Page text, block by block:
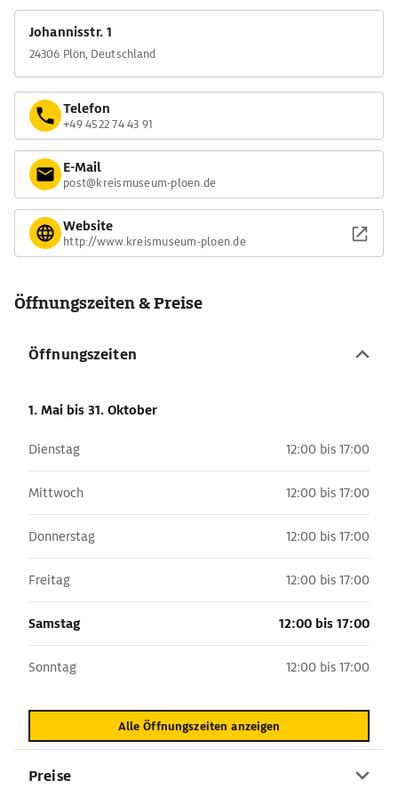
Johannisstr. 1
24306 Plön, Deutschland
Telefon
+49 4522 74 43 91
E-Mail
post@kreismuseum-ploen.de
Website
http://www.kreismuseum-ploen.de
Öffnungszeiten & Preise
Öffnungszeiten
1. Mai bis 31. Oktober
Dienstag 12:00 bis 17:00
Mittwoch 12:00 bis 17:00
Donnerstag 12:00 bis 17:00
Freitag 12:00 bis 17:00
Samstag 12:00 bis 17:00
Sonntag 12:00 bis 17:00
Alle Öffnungszeiten anzeigen
Preise